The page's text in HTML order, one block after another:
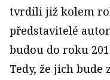
tvrdili již kolem
představitelé
budou do roku
Tedy, že jich bude